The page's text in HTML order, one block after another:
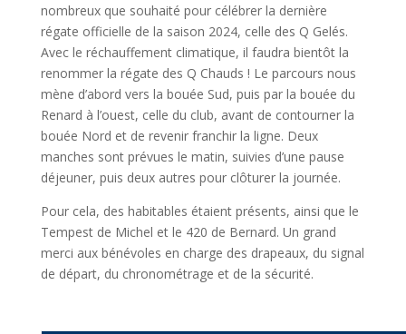
nombreux que souhaité pour célébrer la dernière
régate officielle de la saison 2024, celle des Q Gelés.
Avec le réchauffement climatique, il faudra bientôt la
renommer la régate des Q Chauds ! Le parcours nous
mène d’abord vers la bouée Sud, puis par la bouée du
Renard à l’ouest, celle du club, avant de contourner la
bouée Nord et de revenir franchir la ligne. Deux
manches sont prévues le matin, suivies d’une pause
déjeuner, puis deux autres pour clôturer la journée.
Pour cela, des habitables étaient présents, ainsi que le
Tempest de Michel et le 420 de Bernard. Un grand
merci aux bénévoles en charge des drapeaux, du signal
de départ, du chronométrage et de la sécurité.